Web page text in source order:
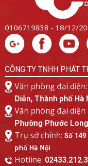
0106719838 - 18/12/
CÔNG TY TNHH PHÁT
Văn phòng đại diện:
Diễn, Thành phố Hà
Văn phòng đại diện
Phường Phước
Trụ sở chính: Số
phố Hà Nội
Hotline: